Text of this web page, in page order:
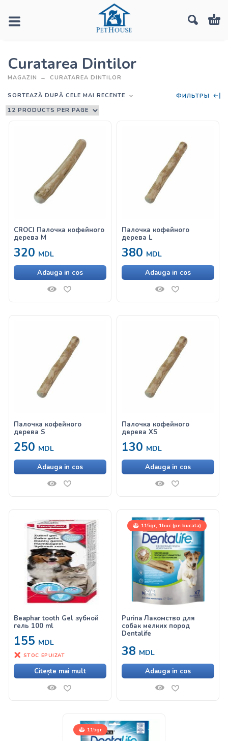
Curatarea Dintilor
MAGAZIN CURATAREA DINTILOR
SORTEAZĂ DUPĂ CELE MAI RECENTE ФИЛЬТРЫ
CROCI Палочка кофейного
дерева M
320 MDL
Adauga in cos
Палочка кофейного
дерева L
380 MDL
Adauga in cos
Палочка кофейного
дерева S
250 MDL
Adauga in cos
Палочка кофейного
дерева XS
130 MDL
Adauga in cos
Beaphar tooth Gel зубной
гель 100 ml
155 MDL
STOC EPUIZAT
Citește mai mult
115gr, 1buc (pe bucata)
Purina Лакомство для
собак мелких пород
Dentalife
38 MDL
Adauga in cos
115gr